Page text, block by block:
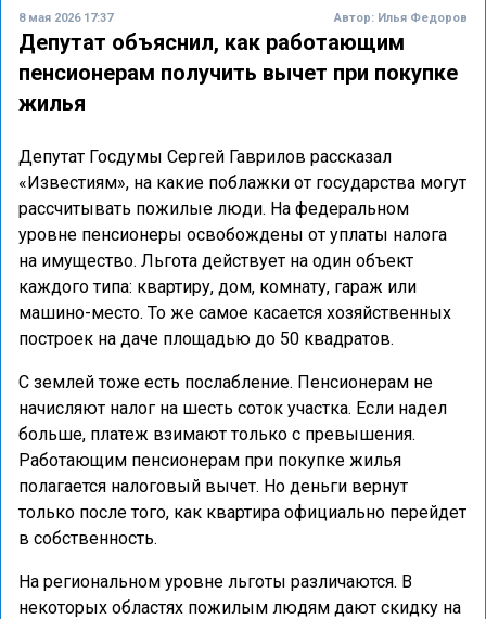
8 мая 2026 17:37 Автор: Илья Федоров
Депутат объяснил, как работающим
пенсионерам получить вычет при покупке
жилья
Депутат Госдумы Сергей Гаврилов рассказал
«Известиям», на какие поблажки от государства могут
рассчитывать пожилые люди. На федеральном
уровне пенсионеры освобождены от уплаты налога
на имущество. Льгота действует на один объект
каждого типа: квартиру, дом, комнату, гараж или
машино-место. То же самое касается хозяйственных
построек на даче площадью до 50 квадратов.
С землей тоже есть послабление. Пенсионерам не
начисляют налог на шесть соток участка. Если надел
больше, платеж взимают только с превышения.
Работающим пенсионерам при покупке жилья
полагается налоговый вычет. Но деньги вернут
только после того, как квартира официально перейдет
в собственность.
На региональном уровне льготы различаются. В
некоторых областях пожилым людям дают скидку на